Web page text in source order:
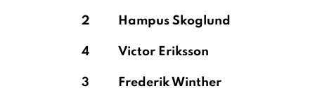
2 Hampus Skoglund
4 Victor Eriksson
3 Frederik Winther